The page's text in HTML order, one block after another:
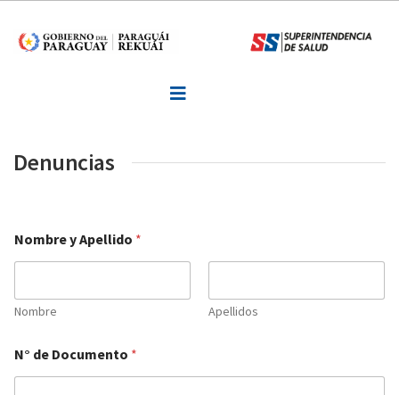
Inicio
Formularios y Requisitos
Consultas o Sugerencias
Contactos
Denuncias
Nombre y Apellido *
Nombre Apellidos
N° de Documento *